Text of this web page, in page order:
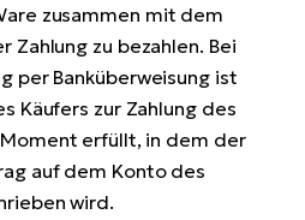
zusammen mit dem
Zahlung zu bezahlen. Bei
per Banküberweisung ist
Käufers zur Zahlung des
erfüllt, in dem der
auf dem Konto des
wird.